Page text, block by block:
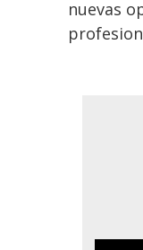
nuevas